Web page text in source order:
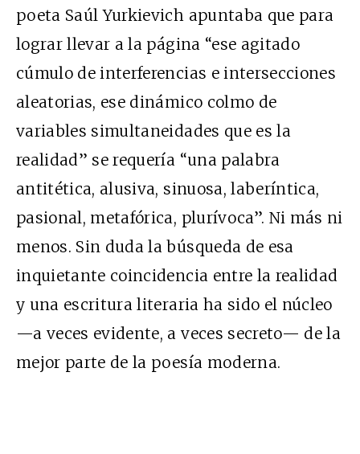
poeta Saúl Yurkievich apuntaba que para
lograr llevar a la página “ese agitado
cúmulo de interferencias e intersecciones
aleatorias, ese dinámico colmo de
variables simultaneidades que es la
realidad” se requería “una palabra
antitética, alusiva, sinuosa, laberíntica,
pasional, metafórica, plurívoca”. Ni más ni
menos. Sin duda la búsqueda de esa
inquietante coincidencia entre la realidad
y una escritura literaria ha sido el núcleo
—a veces evidente, a veces secreto— de la
mejor parte de la poesía moderna.